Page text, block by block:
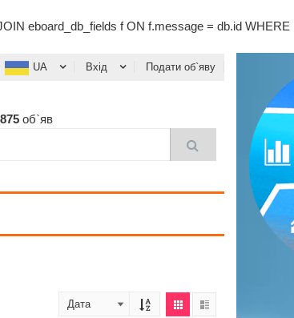
eboard_db_fields f ON f.message = db.id WHERE
UA Вхід Подати об`яву
об`яв